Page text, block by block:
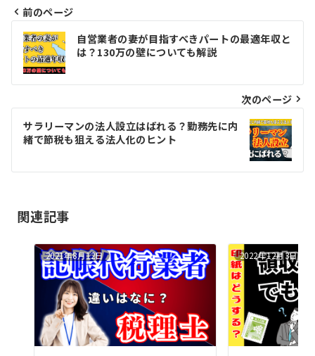
投
稿
ナ
ビ
ゲ
ー
シ
ン
前のページ
自営業者の妻が目指すべきパートの最適年収と
は？130万の壁についても解説
次のページ
サラリーマンの法人設立はばれる？勤務先に内
緒で節税も狙える法人化のヒント
関連記事
2021年8月12日 2022年12月3日